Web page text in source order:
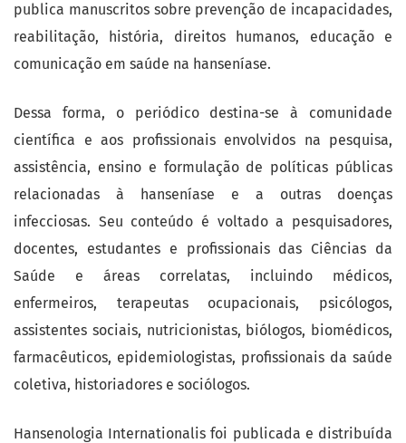
publica manuscritos sobre prevenção de incapacidades,
reabilitação, história, direitos humanos, educação e
comunicação em saúde na hanseníase.
Dessa forma, o periódico destina-se à comunidade
científica e aos profissionais envolvidos na pesquisa,
assistência, ensino e formulação de políticas públicas
relacionadas à hanseníase e a outras doenças
infecciosas. Seu conteúdo é voltado a pesquisadores,
docentes, estudantes e profissionais das Ciências da
Saúde e áreas correlatas, incluindo médicos,
enfermeiros, terapeutas ocupacionais, psicólogos,
assistentes sociais, nutricionistas, biólogos, biomédicos,
farmacêuticos, epidemiologistas, profissionais da saúde
coletiva, historiadores e sociólogos.
Hansenologia Internationalis foi publicada e distribuída